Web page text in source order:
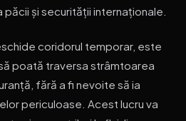
și securității internaționale.
coridorul temporar, este
poată traversa strâmtoarea
fără a fi nevoite să ia
periculoase. Acest lucru va